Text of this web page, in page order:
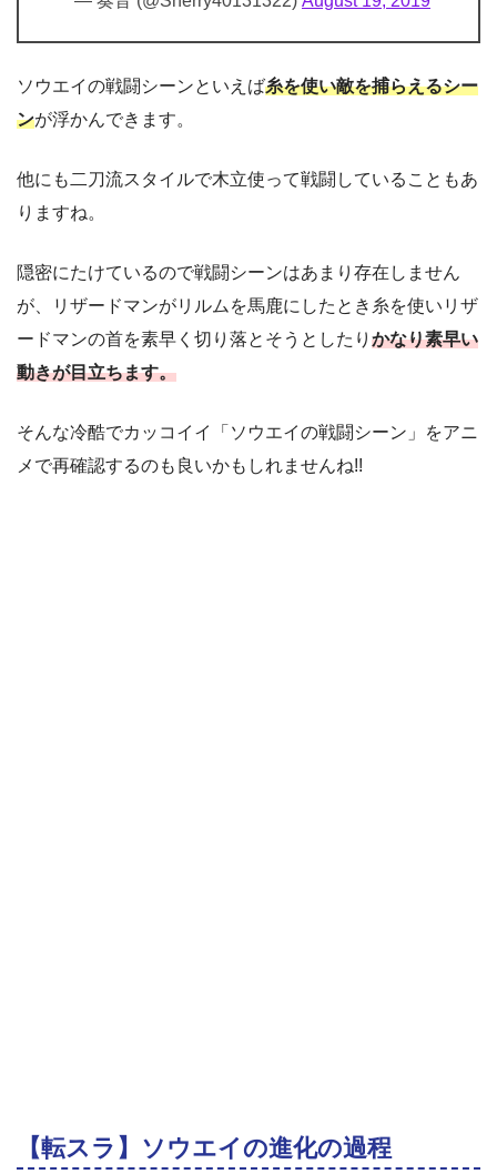
ソウエイの戦闘シーンといえば糸を使い敵を捕らえるシー
ンが浮かんできます。
他にも二刀流スタイルで木立使って戦闘していることもあ
りますね。
隠密にたけているので戦闘シーンはあまり存在しません
が、リザードマンがリルムを馬鹿にしたとき糸を使いリザ
ードマンの首を素早く切り落とそうとしたり かなり素早い
動きが目立ちます。
そんな冷酷でカッコイイ「ソウエイの戦闘シーン」をアニ
メで再確認するのも良いかもしれませんね!!
【転スラ】ソウエイの進化の過程